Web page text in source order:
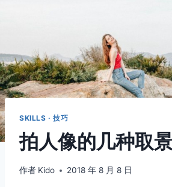
SKILLS · 技巧
拍人像的几种取
作者 Kido 2018 年 8 月 8 日